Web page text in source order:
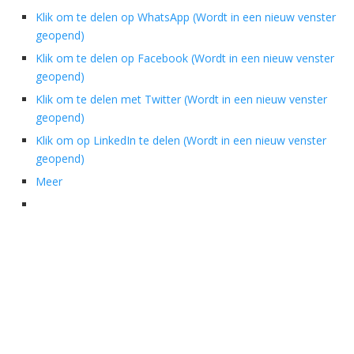
Klik om te delen op WhatsApp (Wordt in een nieuw venster
geopend)
Klik om te delen op Facebook (Wordt in een nieuw venster
geopend)
Klik om te delen met Twitter (Wordt in een nieuw venster
geopend)
Klik om op LinkedIn te delen (Wordt in een nieuw venster
geopend)
Meer